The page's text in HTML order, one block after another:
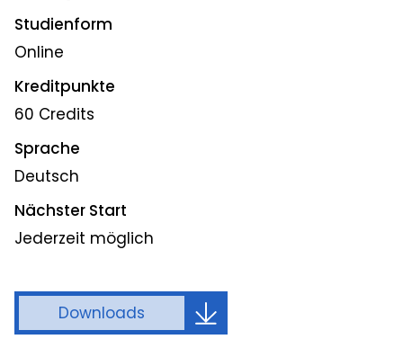
Studienform
Online
Kreditpunkte
60 Credits
Sprache
Deutsch
Nächster Start
Jederzeit möglich
Downloads